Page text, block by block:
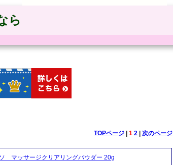
ら
TOPページ| 1 2| 次のページ
マッサージクリアリングパウダー 20g